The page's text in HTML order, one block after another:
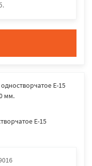
E-15